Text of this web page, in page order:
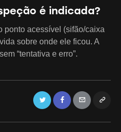
é indicada?
ponto acessível (sifão/caixa
sobre onde ele ficou. A
“tentativa e erro”.
Twitter FacebookEmail Copy